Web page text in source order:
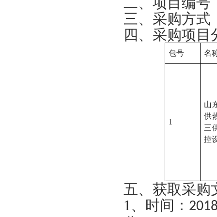
三、采购方式
四、采购项目
包号 名
1
山
供
三
控
五、获取采购
1 、时间：